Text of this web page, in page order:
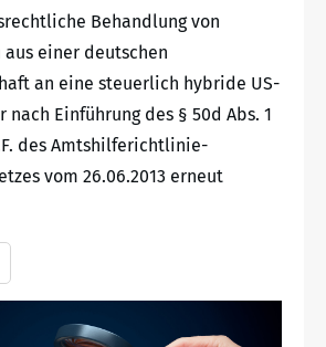
Behandlung von
aus einer deutschen
an eine steuerlich hybride US-
nach Einführung des § 50d Abs. 1
des Amtshilferichtlinie-
vom 26.06.2013 erneut